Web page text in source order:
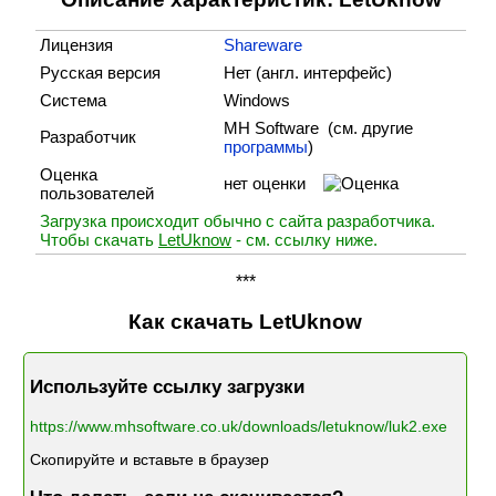
Лицензия
Shareware
Русская версия
Нет (англ. интерфейс)
Система
Windows
Разработчик
MH Software (cм. другие
программы)
Оценка
пользователей
нет оценки
Загрузка происходит обычно с сайта разработчика.
Чтобы скачать LetUknow - см. ссылку ниже.
***
Как скачать LetUknow
Используйте ссылку загрузки
https://www.mhsoftware.co.uk/downloads/letuknow/luk2.exe
Скопируйте и вставьте в браузер